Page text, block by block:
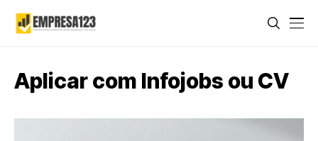
Aplicar com Infojobs ou CV